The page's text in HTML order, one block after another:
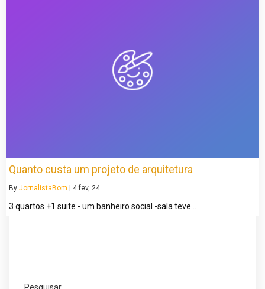
Quanto custa um projeto de arquitetura
By JornalistaBom 4 fev, 24
3 quartos +1 suite - um banheiro social -sala teve…